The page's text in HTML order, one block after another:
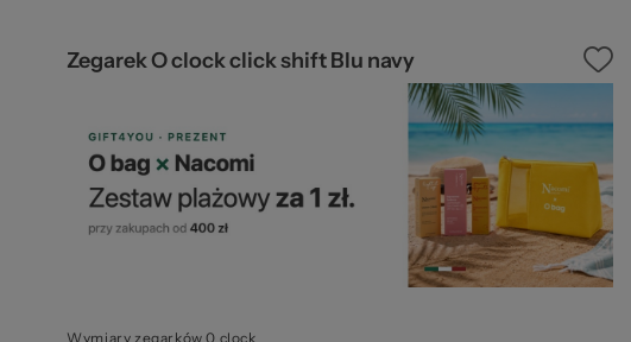
Zegarek O clock click shift Blu navy
Wymiary zegarków 0 clock